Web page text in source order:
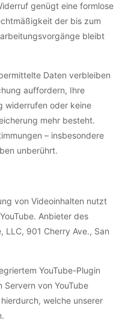
genügt eine formlose
der bis zum
bleibt
Daten verbleiben
auffordern, Ihre
widerrufen oder keine
mehr besteht.
– insbesondere
unberührt.
von Videoinhalten nutzt
Anbieter des
LLC, 901 Cherry Ave., San
YouTube-Plugin
von YouTube
welche unserer